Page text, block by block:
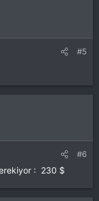
#5
#6
: 230 $